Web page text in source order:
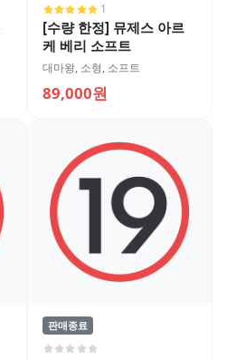
1
[수량 한정] 뮤제스 아르
케 베리 소프트
대마왕, 소형, 소프트
89,000원
판매종료